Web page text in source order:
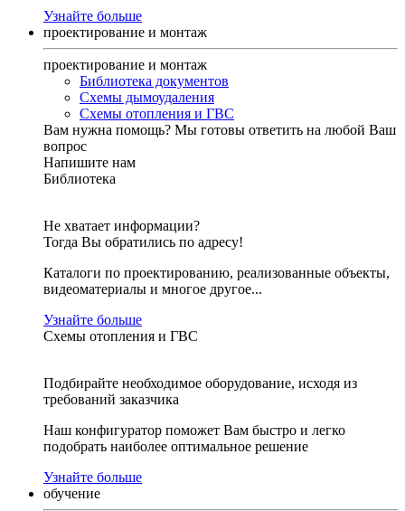
Узнайте больше
проектирование и монтаж
проектирование и монтаж
Библиотека документов
Схемы дымоудаления
Схемы отопления и ГВС
Вам нужна помощь? Мы готовы ответить на любой Ваш
вопрос
Напишите нам
Библиотека
Не хватает информации?
Тогда Вы обратились по адресу!
Каталоги по проектированию, реализованные объекты,
видеоматериалы и многое другое...
Узнайте больше
Схемы отопления и ГВС
Подбирайте необходимое оборудование, исходя из
требований заказчика
Наш конфигуратор поможет Вам быстро и легко
подобрать наиболее оптимальное решение
Узнайте больше
обучение